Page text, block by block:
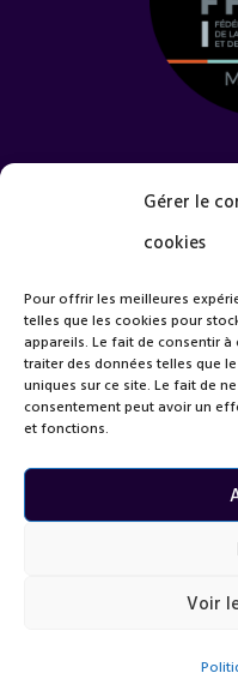
Gérer le
cookies
Pour offrir les meilleures
telles que les cookies pour
appareils. Le fait de consentir
traiter des données telles que
uniques sur ce site. Le fait de
consentement peut avoir un
et fonctions.
Voir
Quel est
4 +